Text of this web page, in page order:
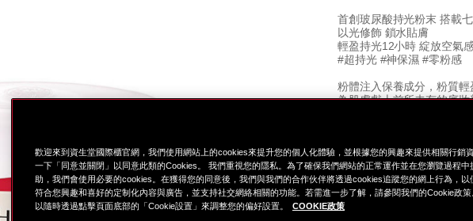
首創玻尿酸持光粉末 搭載
以光修飾 鎖水貼膚
輕盈持光12小時 綻放空氣
#超持光 #神保濕 #零粉感
粉體注入保養成分，粉質
為肌膚獻上前所未有的底妝
03 Pink Hydrating GLOW
更多資訊
細
節
https://www.global-
shiseido.com.tw/
項
目
變
動
選擇 色號: hydrating
歡迎來到資生堂國際櫃官網，我們使用網站上的cookies來提升您的個人化體驗，並根據您的興趣來提供相關行銷
一下「同意並關閉」以同意此類的Cookies。 我們重視您的隱私。為了確保我們網站的正常運作並在您瀏覽過程中
助，我們會使用必要的cookies。在獲得您的同意後，我們與我們的合作伙伴將透過cookies追蹤您的網上行為，以
符合您興趣和喜好的定制化內容與廣告，並支持社交網絡相關的功能。若需進一步了解，請參閱我們的Cookie政
以隨時透過點擊頁面底部的「Cookie設置」來調整您的偏好設置。
COOKIE政策